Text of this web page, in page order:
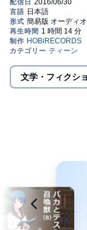
ここにウインター
戦わなければ、生
Creative corp.
文学・フィクシ